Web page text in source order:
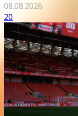
08.08.2026
20